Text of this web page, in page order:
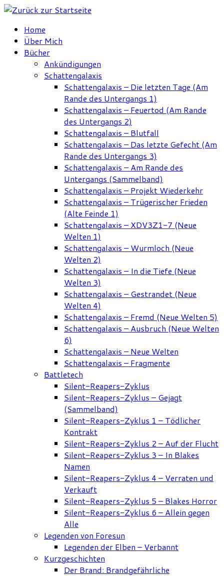
Zum
springenHome
Über Mich
Bücher
Ankündigungen
Schattengalaxis
Schattengalaxis – Die letzten Tage (Am
Rande des Untergangs 1)
Schattengalaxis – Feuertod (Am Rande
des Untergangs 2)
Schattengalaxis – Blutfall
Schattengalaxis – Das letzte Gefecht (Am
Rande des Untergangs 3)
Schattengalaxis – Am Rande des
Untergangs (Sammelband)
Schattengalaxis – Projekt Wiederkehr
Schattengalaxis – Trügerischer Frieden
(Alte Feinde 1)
Schattengalaxis – XDV3Z1-7 (Neue
Welten 1)
Schattengalaxis – Wurmloch (Neue
Welten 2)
Schattengalaxis – In die Tiefe (Neue
Welten 3)
Schattengalaxis – Gestrandet (Neue
Welten 4)
Schattengalaxis – Fremd (Neue Welten 5)
Schattengalaxis – Ausbruch (Neue Welten
6)
Schattengalaxis – Neue Welten
Schattengalaxis – Fragmente
Battletech
Silent-Reapers-Zyklus
Silent-Reapers-Zyklus – Gejagt
(Sammelband)
Silent-Reapers-Zyklus 1 – Tödlicher
Kontrakt
Silent-Reapers-Zyklus 2 – Auf der Flucht
Silent-Reapers-Zyklus 3 – In Blakes
Namen
Silent-Reapers-Zyklus 4 – Verraten und
Verkauft
Silent-Reapers-Zyklus 5 – Blakes Horror
Silent-Reapers-Zyklus 6 – Allein gegen
Alle
Legenden von Foresun
Legenden der Elben – Verbannt
Kurzgeschichten
Der Brand: Brandgefährliche